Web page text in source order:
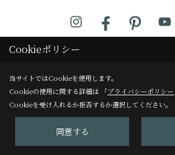
株式会社アンビアンス
FAX：075-229-3278
アンビアンスリフォームサロン
〒604-8247
京都市中京区塩屋町59
Cookieポリシー
当サイトではCookieを使用します。
Cookieの使用に関する詳細は 「プライバシーポリシー
Cookieを受け入れるか拒否するか選択してください。
同意する